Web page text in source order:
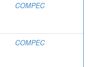
COMPEC
COMPEC